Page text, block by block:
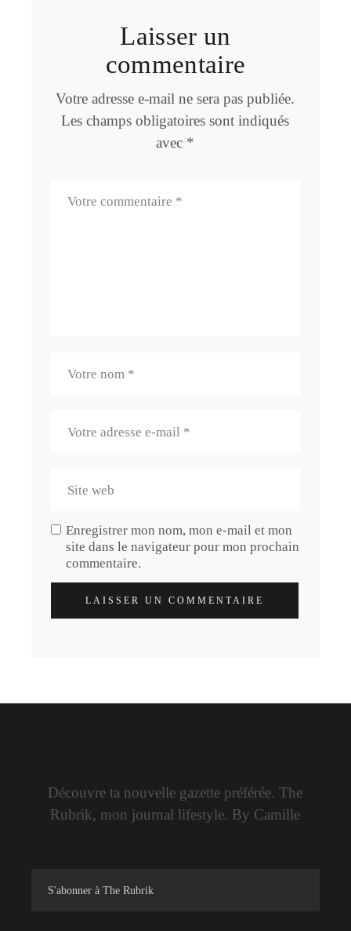
Laisser un
commentaire
Votre adresse e-mail ne sera pas publiée.
Les champs obligatoires sont indiqués
avec *
Enregistrer mon nom, mon e-mail et mon
site dans le navigateur pour mon prochain
commentaire.
LAISSER UN COMMENTAIRE
Découvre ta nouvelle gazette préférée. The
Rubrik, mon journal lifestyle. By Camille